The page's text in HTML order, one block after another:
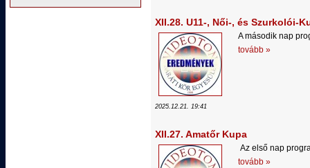
XII.28. U11-, Női-, és Szurkolói-
A második nap
tovább »
2025.12.21. 19:41
XII.27. Amatőr Kupa
Az első nap
tovább »